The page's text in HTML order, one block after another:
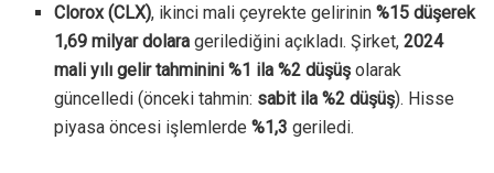
Clorox (CLX), ikinci mali çeyrekte gelirinin%15 düşerek
1,69 milyar dolara gerilediğini açıkladı. Şirket,2024
mali yılı gelir tahminini %1 ila %2 düşüş olarak
güncelledi (önceki tahmin: sabit ila %2 düşüş). Hisse
piyasa öncesi işlemlerde%1,3 geriledi.